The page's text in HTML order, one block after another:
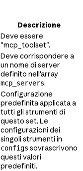
Descrizione
Deve essere
"mcp_toolset".
Deve corrispondere a
un nome di server
definito nell'array
mcp_servers.
Configurazione
predefinita applicata a
tutti gli strumenti di
questo set. Le
configurazioni dei
singoli strumenti in
configs sovrascrivono
questi valori
predefiniti.